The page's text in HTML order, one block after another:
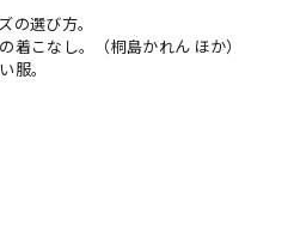
の選び方。
着こなし。（桐島かれん ほか）
服。